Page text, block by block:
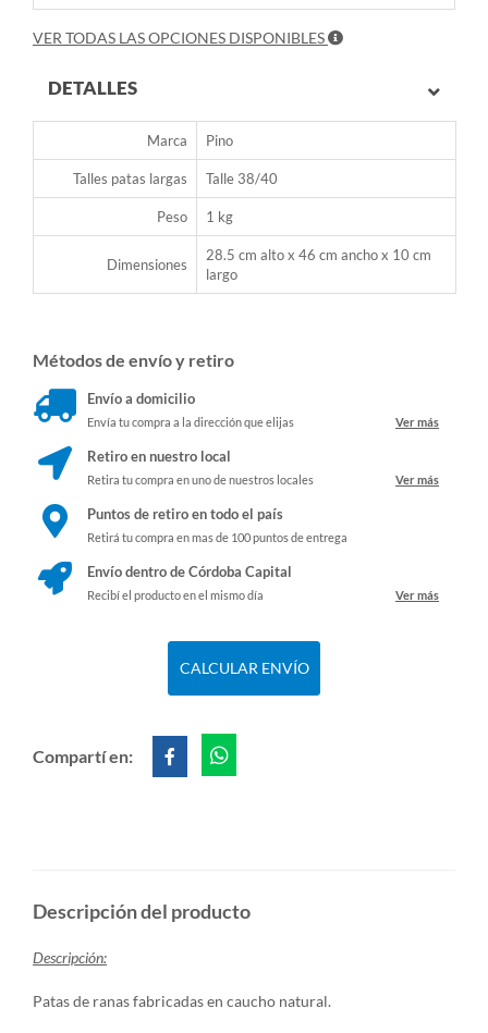
VER TODAS LAS OPCIONES DISPONIBLES
DETALLES
Marca Pino
Talles patas largas Talle 38/40
Peso 1 kg
Dimensiones
28.5 cm alto x 46 cm ancho x 10 cm
largo
Métodos de envío y retiro
Envío a domicilio
Envía tu compra a la dirección que elijas Ver más
Retiro en nuestro local
Retira tu compra en uno de nuestros locales Ver más
Puntos de retiro en todo el país
Retirá tu compra en mas de 100 puntos de entrega
Envío dentro de Córdoba Capital
Recibí el producto en el mismo día Ver más
CALCULAR ENVÍO
Compartí en:
Descripción del producto
Descripción:
Patas de ranas fabricadas en caucho natural.